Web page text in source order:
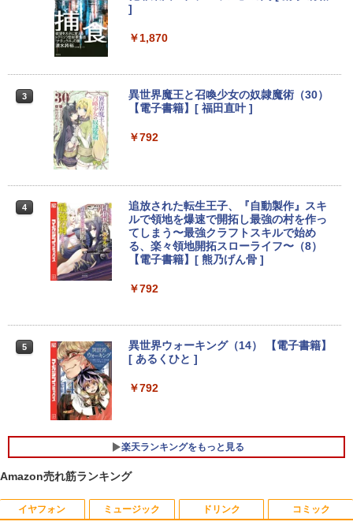
5U 1.6GHz/8GB/256GB(SSD)/Multi/12.1
￥13,300
Core i3/i5 大容量 メモリー テンキ カメ
ラ ドライブ 選択可 Bluetooth 型落ちモ
デル ノートPC 有名メーカー
￥13,800
nic Let's note CF-XZ6 12.0型軽量 超高
解像QHD(2160x1440) タッチパネル Cor
e i5-7300U vPro メモリ8GB SSD256GB
無料 中古パソコン
＼8月限定エントリーでP10倍／【中古】
5A00 Core i5 8世代 メモリー8GB 高速S
SD256GB 整備済み品 pc win11 os 中古
ャンス】GMKtec ミニpc G3 Pro Intel C
ows11 Pro mini pc 4.1GHz WIFI6 BT5.
2 小型PC VESA対応 ミニパソコン 2画面
高性能 みにpc nucbox 省エネ デスクト
ップPC
3
[VETESA正規販売店]デスクトップパソ
コン PC 一体型 新品 Windows11 27型 C
ore i7 第4世代 Office付き メモリ16GB
SSD512GB 初期設定済 ホワイト ブラッ
ク
￥69,800
4
GMKtec GMK-K8 PLUS-32/1T-W11Pro
(8845HS)
￥124,800
5
デスクトップPC Ryzen7 5700G メモリ1
￥148,700
モニター 23.8インチ 1920×1080 FHD解
対応 HDMI VGA パソコンモニター チル
トpc/switch/ps4/ps5/xbox
ター 14インチ フルHD IPSパネル 非光沢
タッチ式/非タッチ式選択可能 Type-C対
応 HDMI VESA対応 モニター 持ち運び
サブディスプレイ デュアルモニター テレ
ワーク ミニPC対応 EVICIV
Acer 27インチ フルHD 144Hz 1ms(VR
B) IPS 非光沢 sRGB 99% AMD FreeSyn
c ブラックブースト VRB対応 ブルーライ
ーカー・ヘッドホン端子 Acer Display
￥16,600
5
5年間フル保証ディスプレイ 243B9/11 [2
3.8型ワイド液晶ディスプレイ 5年フル保
]
￥1,870
3
異世界魔王と召喚少女の奴隷魔術（30）
【電子書籍】[ 福田直叶 ]
￥792
4
追放された転生王子、『自動製作』スキ
ルで領地を爆速で開拓し最強の村を作っ
てしまう〜最強クラフトスキルで始め
る、楽々領地開拓スローライフ〜（8）
【電子書籍】[ 熊乃げん骨 ]
￥792
5
異世界ウォーキング（14） 【電子書籍】
[ あるくひと ]
￥792
楽天ランキングをもっと見る
Amazon売れ筋ランキング
イヤフォン ミュージック ドリンク コミック